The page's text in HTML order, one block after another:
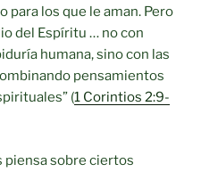
para los que le aman. Pero
del Espíritu … no con
humana, sino con las
pensamientos
(1 Corintios 2:9-
piensa sobre ciertos